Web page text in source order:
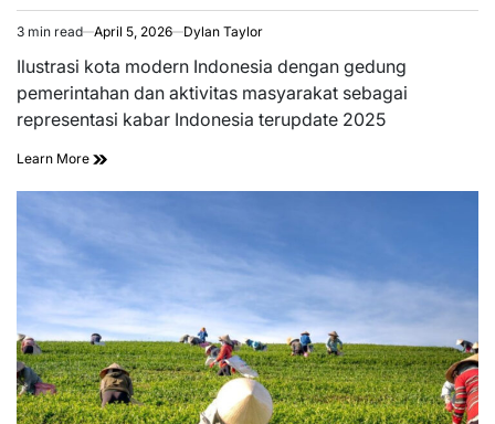
Estimated
read
time
3 min read April 5, 2026 Dylan Taylor
Ilustrasi kota modern Indonesia dengan gedung
pemerintahan dan aktivitas masyarakat sebagai
representasi kabar Indonesia terupdate 2025
Learn More